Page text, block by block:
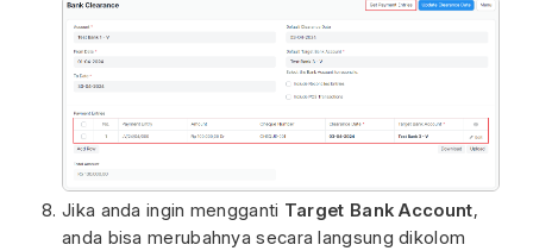
Jika anda ingin mengganti Target Bank Account,
anda bisa merubahnya secara langsung dikolom